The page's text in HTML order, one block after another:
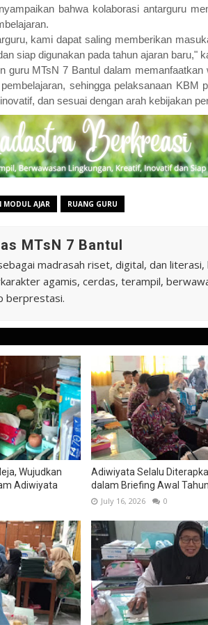
bahwa kolaborasi antarguru
kami dapat saling memberikan
siap digunakan pada tahun ajaran baru,"
guru MTsN 7 Bantul dalam
sehingga pelaksanaan KBM
dan sesuai dengan arah kebijakan
MODUL AJAR RUANG GURU
MTsN 7 Bantul
madrasah riset, digital, dan
agamis, cerdas, terampil,
berprestasi.
Wujudkan
Adiwiyata
Adiwiyata Selalu
dalam Briefing Awal
July 16, 2026 0